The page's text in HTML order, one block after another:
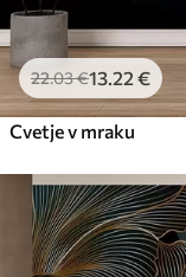
22.03€13 .22 €
Cvetje v mraku